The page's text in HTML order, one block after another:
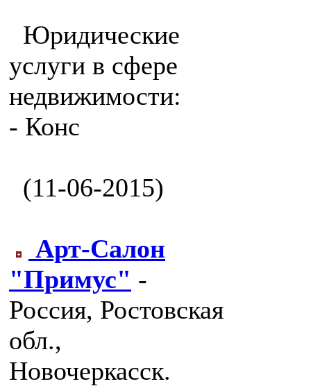
Юридические
услуги в сфере
недвижимости:
- Конс
(11-06-2015)
Арт-Салон
"Примус" -
Россия, Ростовская
обл.,
Новочеркасск.